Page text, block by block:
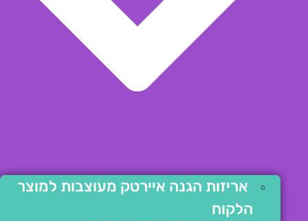
אריזות הגנה איירטק מעוצבות למוצר
הלקוח